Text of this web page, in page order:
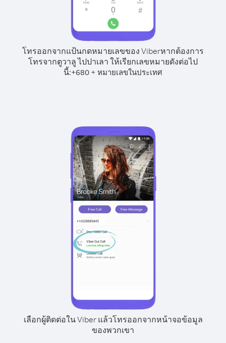
โทรออกจากแป้นกดหมายเลขของ Viberหากต้องการ
โทรจากตูวาลู ไปปาเลา ให้เรียกเลขหมายดังต่อไป
นี้:+680 + หมายเลขในประเทศ
เลือกผู้ติดต่อใน Viber แล้วโทรออกจากหน้าจอข้อมูล
ของพวกเขา